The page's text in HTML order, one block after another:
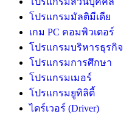
โปรแกรมมัลติมีเดีย
เกม PC คอมพิวเตอร์
โปรแกรมบริหารธุรกิจ
โปรแกรมการศึกษา
โปรแกรมเมอร์
โปรแกรมยูทิลิตี้
ไดร์เวอร์ (Driver)